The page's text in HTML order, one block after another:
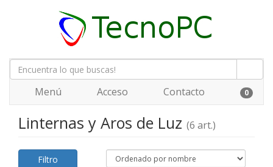
Menú Acceso Contacto 0
Linternas y Aros de Luz (6 art.)
Filtro